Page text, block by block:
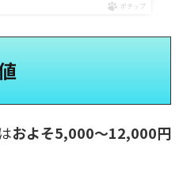
ポチップ
およそ5,000〜12,000円